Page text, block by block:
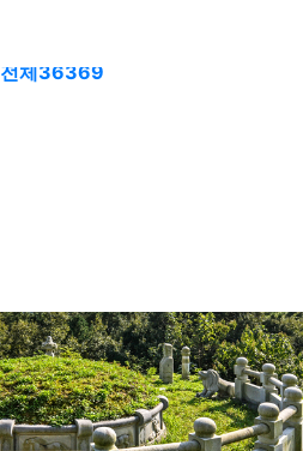
전체36369